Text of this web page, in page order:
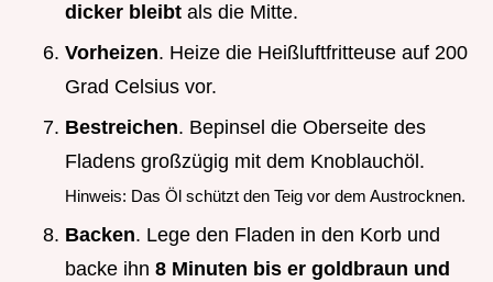
dicker bleibt als die Mitte.
Vorheizen. Heize die Heißluftfritteuse auf 200
Grad Celsius vor.
Bestreichen. Bepinsel die Oberseite des
Fladens großzügig mit dem Knoblauchöl.
Hinweis: Das Öl schützt den Teig vor dem Austrocknen.
Backen. Lege den Fladen in den Korb und
backe ihn 8 Minuten bis er goldbraun und